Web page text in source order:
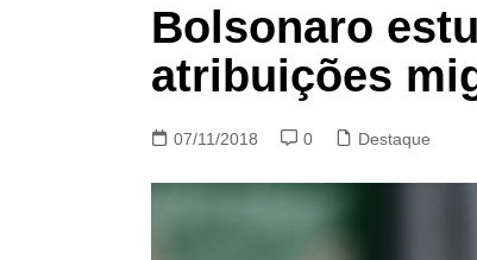
Diretoria
Bolsonaro
atribuições
07/11/2018 0 Destaque